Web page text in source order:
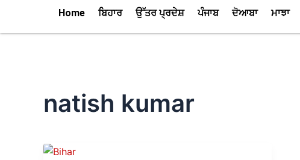
Home ਬਿਹਾਰ ਉੱਤਰ ਪ੍ਰਦੇਸ਼ ਪੰਜਾਬ ਦੋਆਬਾ ਮਾਝਾ
natish kumar